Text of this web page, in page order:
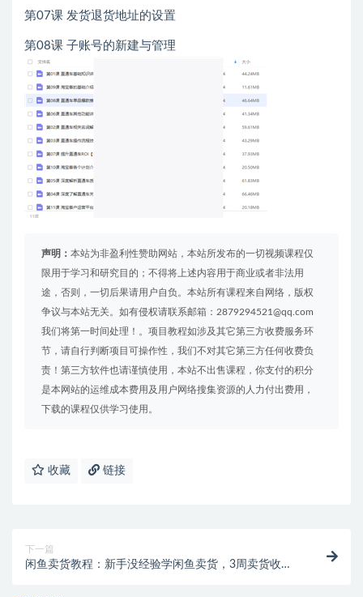
第07课 发货退货地址的设置
第08课 子账号的新建与管理
声明： 本站为非盈利性赞助网站，本站所发布的一切视频课程仅
限用于学习和研究目的；不得将上述内容用于商业或者非法用
途，否则，一切后果请用户自负。本站所有课程来自网络，版权
争议与本站无关。如有侵权请联系邮箱：2879294521@qq.com
我们将第一时间处理！。项目教程如涉及其它第三方收费服务环
节，请自行判断项目可操作性，我们不对其它第三方任何收费负
责！第三方软件也请谨慎使用，本站不出售课程，你支付的积分
是本网站的运维成本费用及用户网络搜集资源的人力付出费用，
下载的课程仅供学习使用。
收藏 链接
下一篇
闲鱼卖货教程：新手没经验学闲鱼卖货，3周卖货收入2